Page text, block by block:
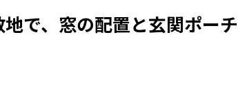
で、窓の配置と玄関ポー